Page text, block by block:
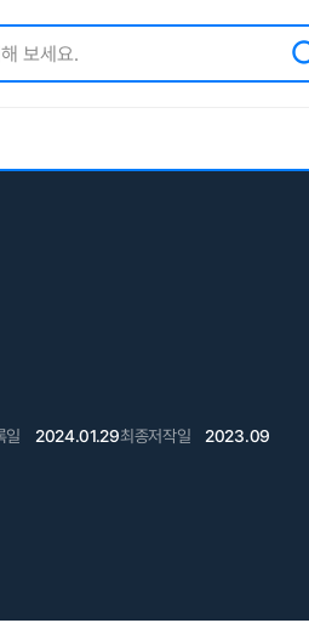
일 2024.01.29최종저작일 2023.09